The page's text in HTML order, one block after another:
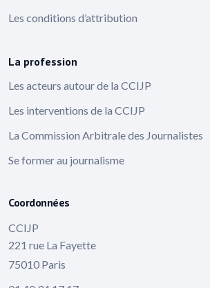
Les conditions d’attribution
La profession
Les acteurs autour de la CCIJP
Les interventions de la CCIJP
La Commission Arbitrale des Journalistes
Se former au journalisme
Coordonnées
CCIJP
221 rue La Fayette
75010 Paris